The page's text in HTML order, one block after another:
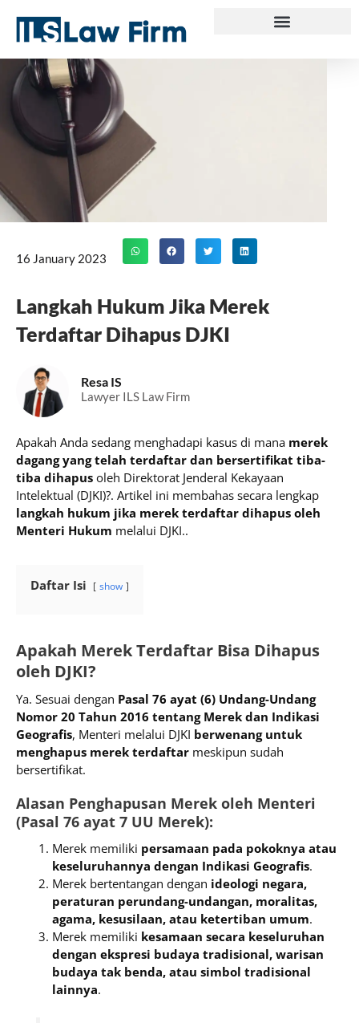
content
16 January 2023
Langkah Hukum Jika Merek
Terdaftar Dihapus DJKI
Resa IS
Lawyer ILS Law Firm
Apakah Anda sedang menghadapi kasus di mana merek
dagang yang telah terdaftar dan bersertifikat tiba-
tiba dihapus oleh Direktorat Jenderal Kekayaan
Intelektual (DJKI)?. Artikel ini membahas secara lengkap
langkah hukum jika merek terdaftar dihapus oleh
Menteri Hukum melalui DJKI..
Daftar Isi show
Apakah Merek Terdaftar Bisa Dihapus
oleh DJKI?
Ya. Sesuai dengan Pasal 76 ayat (6) Undang-Undang
Nomor 20 Tahun 2016 tentang Merek dan Indikasi
Geografis, Menteri melalui DJKI berwenang untuk
menghapus merek terdaftar meskipun sudah
bersertifikat.
Alasan Penghapusan Merek oleh Menteri
(Pasal 76 ayat 7 UU Merek):
Merek memiliki persamaan pada pokoknya atau
keseluruhannya dengan Indikasi Geografis.
Merek bertentangan dengan ideologi negara,
peraturan perundang-undangan, moralitas,
agama, kesusilaan, atau ketertiban umum.
Merek memiliki kesamaan secara keseluruhan
dengan ekspresi budaya tradisional, warisan
budaya tak benda, atau simbol tradisional
lainnya.